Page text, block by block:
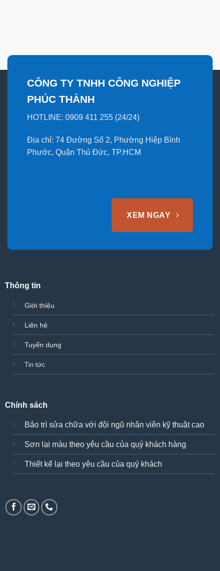
CÔNG TY TNHH CÔNG NGHIỆP
PHÚC THÀNH
HOTLINE: 0909 411 255 (24/24)
Địa chỉ: 74 Đường Số 2, Phường Hiệp Bình
Phước, Quận Thủ Đức, TP.HCM
XEM NGAY
Thông tin
Giới thiệu
Liên hệ
Tuyển dụng
Tin tức
Chính sách
Bảo trì sửa chữa với đội ngũ nhân viên kỹ thuật cao
Sơn lại màu theo yêu cầu của quý khách hàng
Thiết kế lại theo yêu cầu của quý khách